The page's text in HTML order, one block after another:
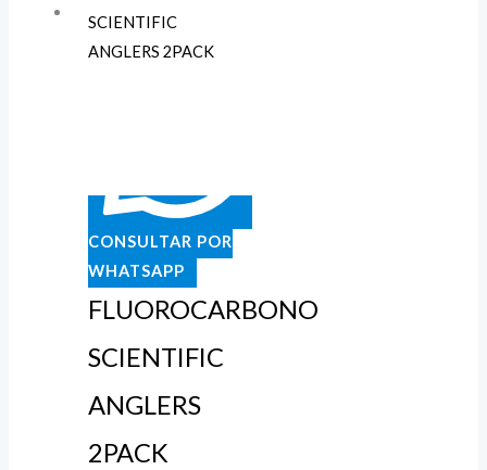
CONSULTAR POR
WHATSAPP
FLUOROCARBONO
SCIENTIFIC
ANGLERS
2PACK